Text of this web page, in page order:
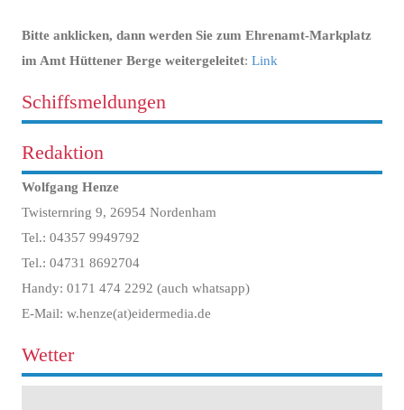
Bitte anklicken, dann werden Sie zum Ehrenamt-Markplatz
im Amt Hüttener Berge weitergeleitet: Link
Schiffsmeldungen
Redaktion
Wolfgang Henze
Twisternring 9, 26954 Nordenham
Tel.: 04357 9949792
Tel.: 04731 8692704
Handy: 0171 474 2292 (auch whatsapp)
E-Mail: w.henze(at)eidermedia.de
Wetter